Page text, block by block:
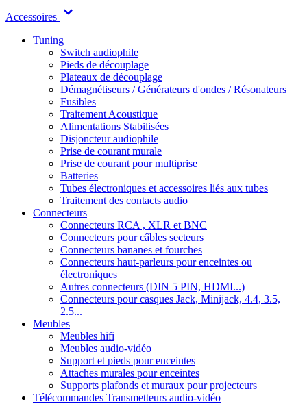
Accessoires
Tuning
Switch audiophile
Pieds de découplage
Plateaux de découplage
Démagnétiseurs / Générateurs d'ondes / Résonateurs
Fusibles
Traitement Acoustique
Alimentations Stabilisées
Disjoncteur audiophile
Prise de courant murale
Prise de courant pour multiprise
Batteries
Tubes électroniques et accessoires liés aux tubes
Traitement des contacts audio
Connecteurs
Connecteurs RCA , XLR et BNC
Connecteurs pour câbles secteurs
Connecteurs bananes et fourches
Connecteurs haut-parleurs pour enceintes ou
électroniques
Autres connecteurs (DIN 5 PIN, HDMI...)
Connecteurs pour casques Jack, Minijack, 4.4, 3.5,
2.5...
Meubles
Meubles hifi
Meubles audio-vidéo
Support et pieds pour enceintes
Attaches murales pour enceintes
Supports plafonds et muraux pour projecteurs
Télécommandes Transmetteurs audio-vidéo